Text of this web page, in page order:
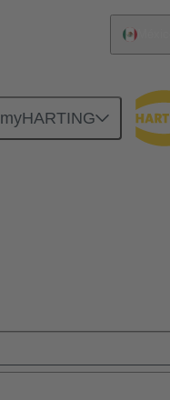
myHARTING